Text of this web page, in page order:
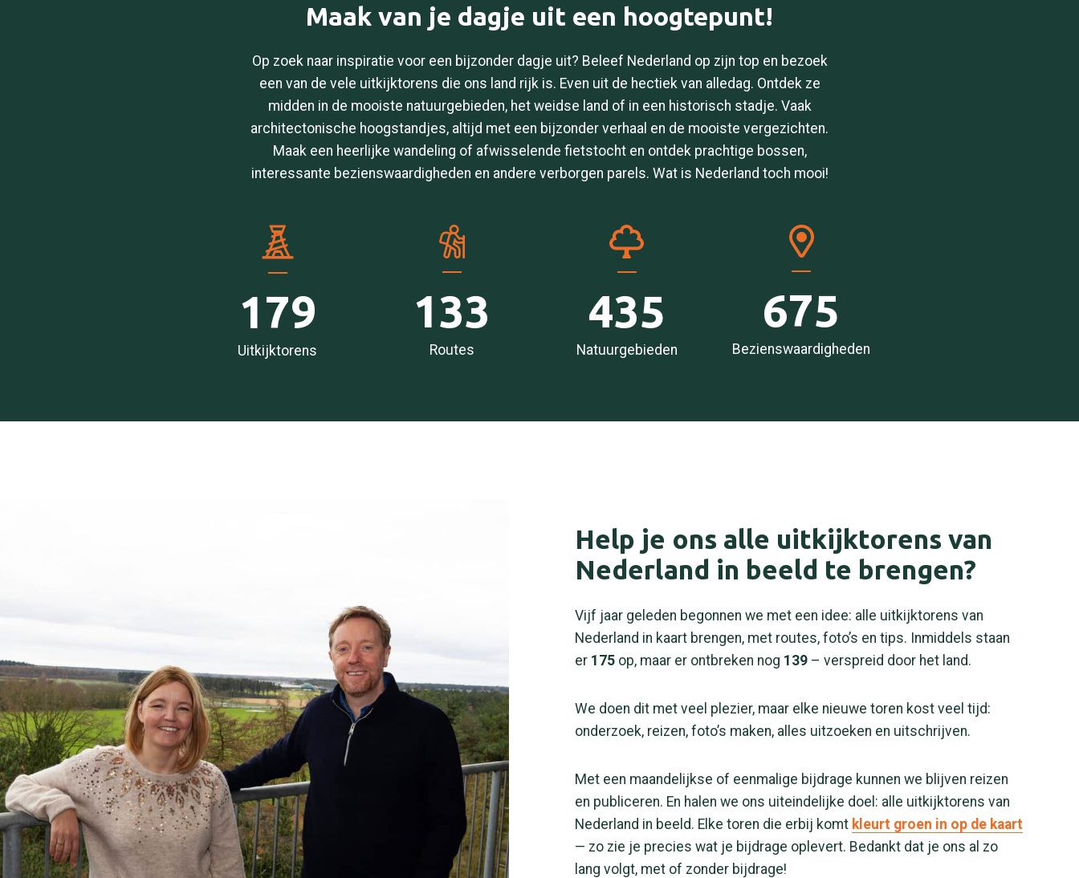
Maak van je dagje uit een hoogtepunt!
Op zoek naar inspiratie voor een bijzonder dagje uit? Beleef Nederland op zijn top en bezoek
een van de vele uitkijktorens die ons land rijk is. Even uit de hectiek van alledag. Ontdek ze
midden in de mooiste natuurgebieden, het weidse land of in een historisch stadje. Vaak
architectonische hoogstandjes, altijd met een bijzonder verhaal en de mooiste vergezichten.
Maak een heerlijke wandeling of afwisselende fietstocht en ontdek prachtige bossen,
interessante bezienswaardigheden en andere verborgen parels. Wat is Nederland toch mooi!
179
Uitkijktorens
133
Routes
435
Natuurgebieden
675
Bezienswaardigheden
Help je ons alle uitkijktorens van
Nederland in beeld te brengen?
Vijf jaar geleden begonnen we met een idee: alle uitkijktorens van
Nederland in kaart brengen, met routes, foto’s en tips. Inmiddels staan
er 175 op, maar er ontbreken nog 139 – verspreid door het land.
We doen dit met veel plezier, maar elke nieuwe toren kost veel tijd:
onderzoek, reizen, foto’s maken, alles uitzoeken en uitschrijven.
Met een maandelijkse of eenmalige bijdrage kunnen we blijven reizen
en publiceren. En halen we ons uiteindelijke doel: alle uitkijktorens van
Nederland in beeld. Elke toren die erbij komt kleurt groen in op de kaart
— zo zie je precies wat je bijdrage oplevert. Bedankt dat je ons al zo
lang volgt, met of zonder bijdrage!